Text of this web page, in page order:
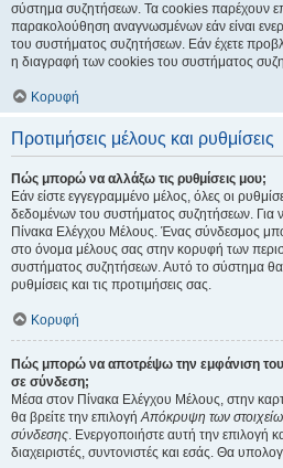
σύστημα συζητήσεων. Τα cookies παρέχουν
παρακολούθηση αναγνωσμένων εάν είναι
του συστήματος συζητήσεων. Εάν έχετε
η διαγραφή των cookies του συστήματος
Κορυφή
Προτιμήσεις μέλους και ρυθμίσεις
Πώς μπορώ να αλλάξω τις ρυθμίσεις μου;
Εάν είστε εγγεγραμμένο μέλος, όλες οι
δεδομένων του συστήματος συζητήσεων. Για
Πίνακα Ελέγχου Μέλους. Ένας σύνδεσμος
στο όνομα μέλους σας στην κορυφή των
συστήματος συζητήσεων. Αυτό το σύστημα θα
ρυθμίσεις και τις προτιμήσεις σας.
Κορυφή
Πώς μπορώ να αποτρέψω την εμφάνιση
σε σύνδεση;
Μέσα στον Πίνακα Ελέγχου Μέλους, στην
θα βρείτε την επιλογήΑπόκρυψη των
σύνδεσης. Ενεργοποιήστε αυτή την επιλογή
διαχειριστές, συντονιστές και εσάς. Θα